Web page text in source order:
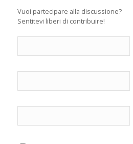
Vuoi partecipare alla discussione?
Sentitevi liberi di contribuire!